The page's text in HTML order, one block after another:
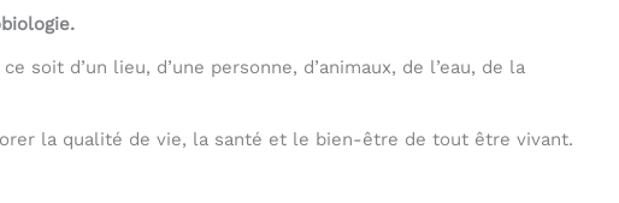
soit d’un lieu, d’une personne, d’animaux, de l’eau, de la
la qualité de vie, la santé et le bien-être de tout être vivant.